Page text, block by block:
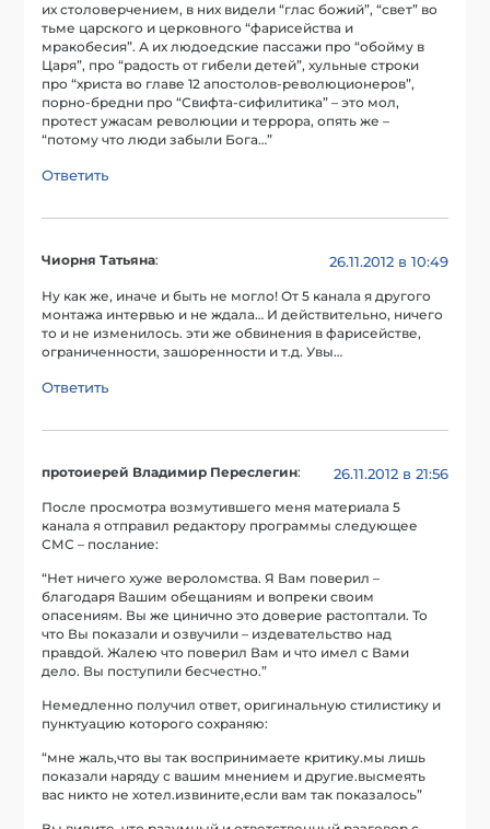
их столоверчением, в них видели “глас божий”, “свет” во
тьме царского и церковного “фарисейства и
мракобесия”. А их людоедские пассажи про “обойму в
Царя”, про “радость от гибели детей”, хульные строки
про “христа во главе 12 апостолов-революционеров”,
порно-бредни про “Свифта-сифилитика” – это мол,
протест ужасам революции и террора, опять же –
“потому что люди забыли Бога…”
Ответить
Чиорня Татьяна: 26.11.2012 в 10:49
Ну как же, иначе и быть не могло! От 5 канала я другого
монтажа интервью и не ждала… И действительно, ничего
то и не изменилось. эти же обвинения в фарисействе,
ограниченности, зашоренности и т.д. Увы…
Ответить
протоиерей Владимир Переслегин: 26.11.2012 в 21:56
После просмотра возмутившего меня материала 5
канала я отправил редактору программы следующее
СМС – послание:
“Нет ничего хуже вероломства. Я Вам поверил –
благодаря Вашим обещаниям и вопреки своим
опасениям. Вы же цинично это доверие растоптали. То
что Вы показали и озвучили – издевательство над
правдой. Жалею что поверил Вам и что имел с Вами
дело. Вы поступили бесчестно.”
Немедленно получил ответ, оригинальную стилистику и
пунктуацию которого сохраняю:
“мне жаль,что вы так воспринимаете критику.мы лишь
показали наряду с вашим мнением и другие.высмеять
вас никто не хотел.извините,если вам так показалось”